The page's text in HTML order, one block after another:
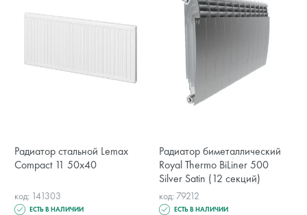
Радиатор стальной Lemax
Compact 11 50х40
код: 141303
ЕСТЬ В НАЛИЧИИ
Радиатор биметаллический
Royal Thermo BiLiner 500
Silver Satin (12 секций)
код: 79212
ЕСТЬ В НАЛИЧИИ